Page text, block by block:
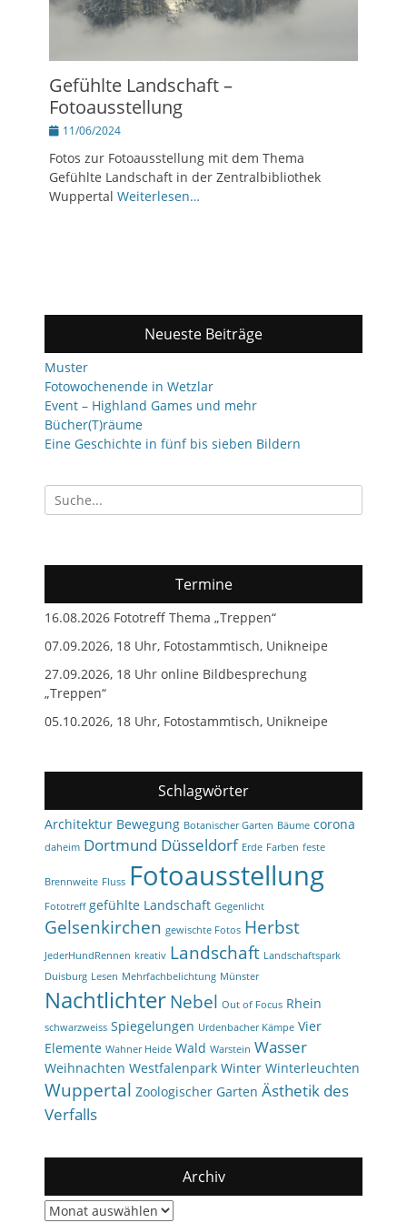
Gefühlte Landschaft –
Fotoausstellung
Posted
11/06/2024
Fotos zur Fotoausstellung mit dem Thema
Gefühlte Landschaft in der Zentralbibliothek
Wuppertal Weiterlesen…
Neueste Beiträge
Muster
Fotowochenende in Wetzlar
Event – Highland Games und mehr
Bücher(T)räume
Eine Geschichte in fünf bis sieben Bildern
Suchen
nach:
Termine
16.08.2026 Fototreff Thema „Treppen“
07.09.2026, 18 Uhr, Fotostammtisch, Unikneipe
27.09.2026, 18 Uhr online Bildbesprechung
„Treppen“
05.10.2026, 18 Uhr, Fotostammtisch, Unikneipe
Schlagwörter
Architektur Bewegung Botanischer Garten Bäume corona
daheim Dortmund Düsseldorf Erde Farben feste
Brennweite Fluss Fotoausstellung
Fototreff gefühlte Landschaft Gegenlicht
Gelsenkirchen gewischte Fotos Herbst
JederHundRennen kreativ Landschaft Landschaftspark
Duisburg Lesen Mehrfachbelichtung Münster
NachtlichterNebel Out of Focus Rhein
schwarzweiss Spiegelungen Urdenbacher Kämpe Vier
Elemente Wahner Heide Wald Warstein Wasser
Weihnachten Westfalenpark Winter Winterleuchten
Wuppertal Zoologischer Garten Ästhetik des
Verfalls
Archiv
Archiv